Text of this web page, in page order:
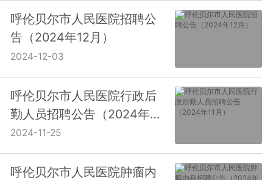
呼伦贝尔市人民医院招聘公
告（2024年12月）
2024-12-03
呼伦贝尔市人民医院行政后
勤人员招聘公告（2024年11
月）
2024-11-25
呼伦贝尔市人民医院肿瘤内